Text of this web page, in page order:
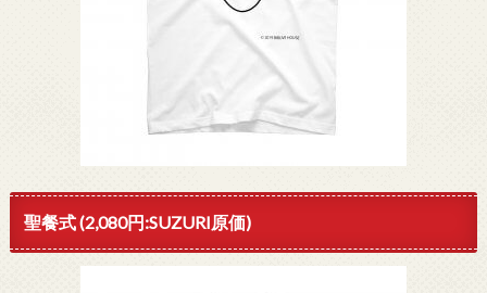
聖餐式 (2,080円:SUZURI原価)